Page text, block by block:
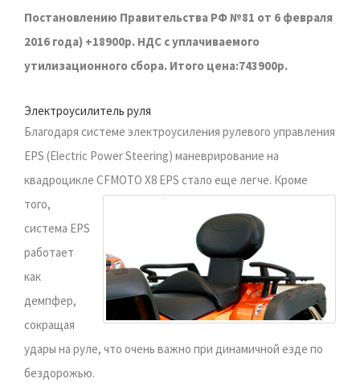
Постановлению Правительства РФ №81 от 6 февраля
2016 года) +18900р. НДС с уплачиваемого
утилизационного сбора. Итого цена:743900р.
Электроусилитель руля
Благодаря системе электроусиления рулевого управления
EPS (Electric Power Steering) маневрирование на
квадроцикле CFMOTO X8 EPS стало еще легче. Кроме
того,
система EPS
работает
как
демпфер,
сокращая
удары на руле, что очень важно при динамичной езде по
бездорожью.